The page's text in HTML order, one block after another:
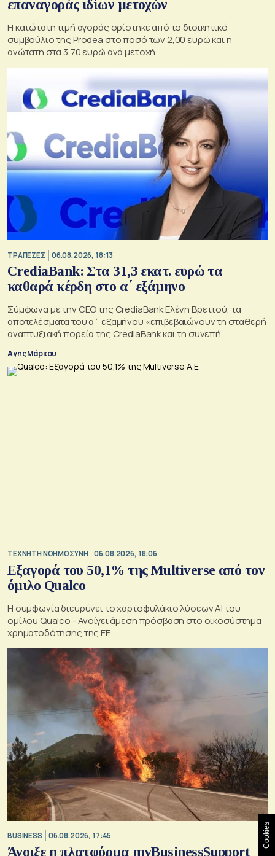
επαναγοράς ιδίων μετοχών
Η κατώτατη τιμή αγοράς ορίστηκε από το διοικητικό
συμβούλιο της Prodea στο ποσό των 2,00 ευρώ και η
ανώτατη στα 3,70 ευρώ ανά μετοχή
ΤΡΑΠΕΖΕΣ 06.08.2026, 18:13
CrediaBank: Στα 31,3 εκατ. ευρώ τα
καθαρά κέρδη στο α΄ εξάμηνο
Σύμφωνα με την CEO της CrediaBank Ελένη Βρεττού, τα
αποτελέσματα του α΄ εξαμήνου «επιβεβαιώνουν τη σταθερή
αναπτυξιακή πορεία της CrediaBank και τη συνεπή
Αγης Μάρκου
TΕΧΝΗΤΗ ΝΟΗΜΟΣΥΝΗ 06.08.2026, 18:06
Εξαγορά του 50,1% της Multiverse από τον
όμιλο Qualco
Η συμφωνία διευρύνει το χαρτοφυλάκιο λύσεων ΑΙ του
ομίλου Qualco - Ανοίγει άμεση πρόσβαση στο οικοσύστημα
χρηματοδότησης της ΕΕ
BUSINESS 06.08.2026, 17:45
Άνοιξε η πλατφόρμα myBusinessSupport
Cookies